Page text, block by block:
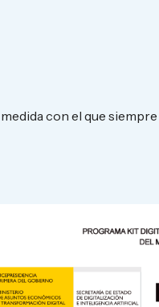
con el que siempre